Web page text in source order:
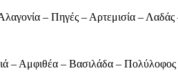
– Πηγές – Αρτεμισία –
– Αμφιθέα – Βασιλάδα –